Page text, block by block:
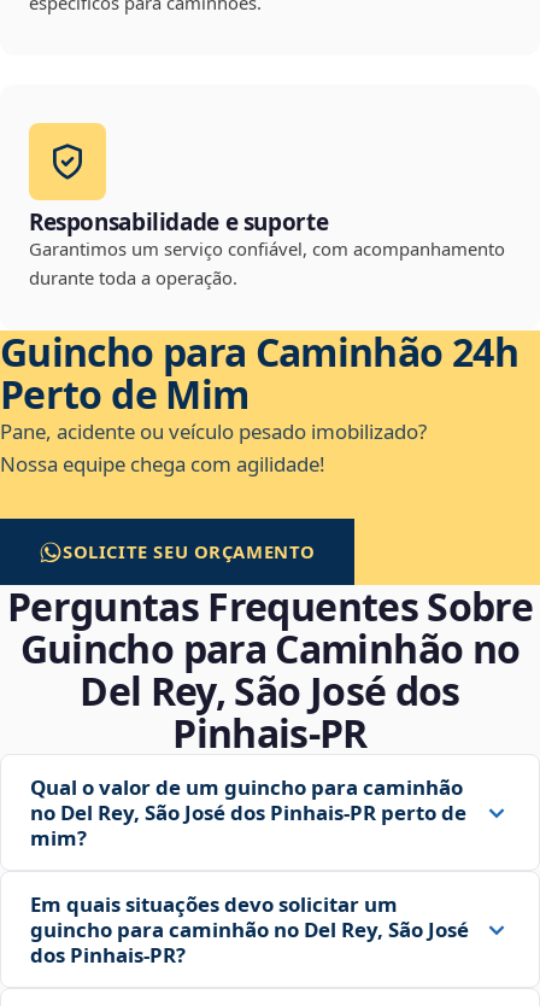
Responsabilidade e suporte
Garantimos um serviço confiável, com acompanhamento
durante toda a operação.
Guincho para Caminhão 24h
Perto de Mim
Pane, acidente ou veículo pesado imobilizado?
Nossa equipe chega com agilidade!
SOLICITE SEU ORÇAMENTO
Perguntas Frequentes Sobre
Guincho para Caminhão no
Del Rey, São José dos
Pinhais‑PR
Qual o valor de um guincho para caminhão
no Del Rey, São José dos Pinhais‑PR perto de
mim?
Em quais situações devo solicitar um
guincho para caminhão no Del Rey, São José
dos Pinhais‑PR?